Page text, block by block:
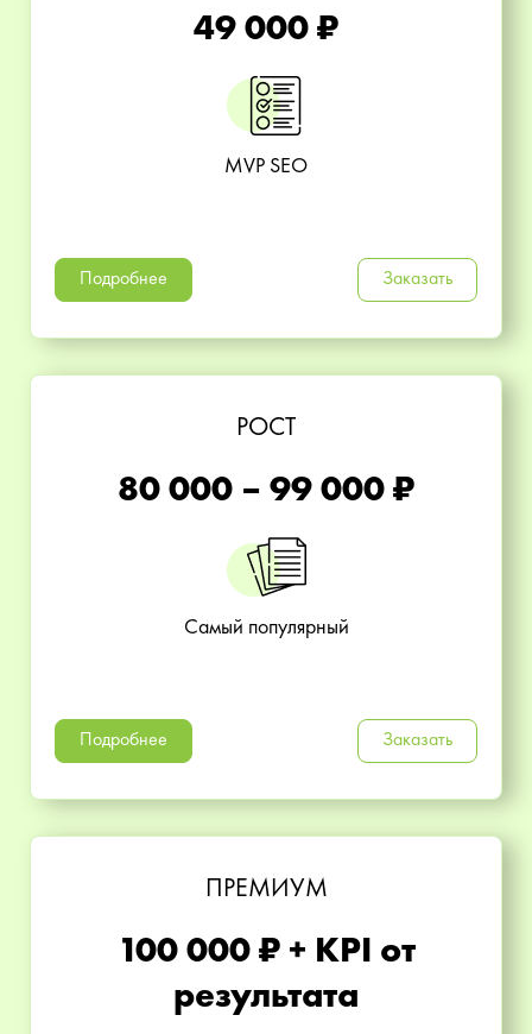
49 000 ₽
MVP SEO
Подробнее Заказать
РОСТ
80 000 – 99 000 ₽
Самый популярный
Подробнее Заказать
ПРЕМИУМ
100 000 ₽ + KPI от
результата